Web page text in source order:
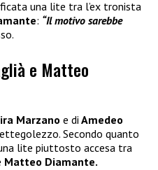
una lite tra l’ex tronista
: “Il motivo sarebbe
e Matteo
Marzano e di Amedeo
Secondo quanto
lite piuttosto accesa tra
Matteo Diamante.